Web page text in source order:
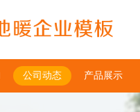
公司动态 产品展示